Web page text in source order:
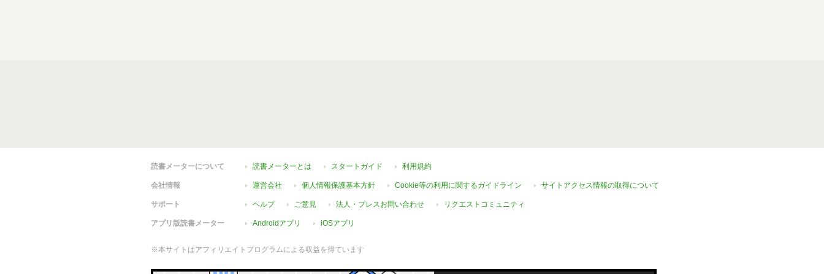
読書メーターについて 読書メーターとは スタートガイド 利用規約
会社情報 運営会社 個人情報保護基本方針 Cookie等の利用に関するガイドライン サイトアクセス情報の取得について
サポート ヘルプ ご意見 法人・プレスお問い合わせ リクエストコミュニティ
アプリ版読書メーター Androidアプリ iOSアプリ
※本サイトはアフィリエイトプログラムによる収益を得ています